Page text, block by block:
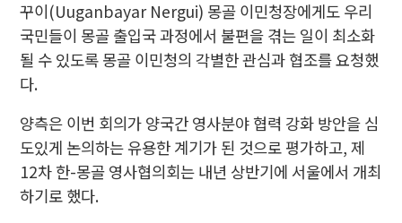
꾸이(Uuganbayar Nergui) 몽골 이민청장에게도 우리
국민들이 몽골 출입국 과정에서 불편을 겪는 일이 최소화
될 수 있도록 몽골 이민청의 각별한 관심과 협조를 요청했
다.
양측은 이번 회의가 양국간 영사분야 협력 강화 방안을 심
도있게 논의하는 유용한 계기가 된 것으로 평가하고, 제
12차 한-몽골 영사협의회는 내년 상반기에 서울에서 개최
하기로 했다.